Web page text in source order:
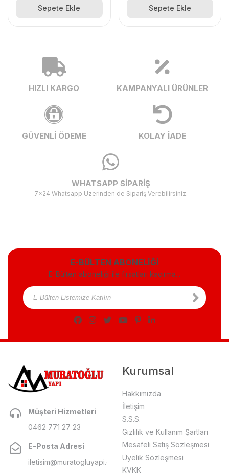
Sepete Ekle Sepete Ekle
HIZLI KARGO KAMPANYALI ÜRÜNLER
GÜVENLİ ÖDEME KOLAY İADE
WHATSAPP SİPARİŞ
7x24 Whatsapp Üzerinden de Sipariş Verebilirsiniz.
E-BÜLTEN ABONELİĞİ
E-Bülten aboneliği ile fırsatları kaçırma...
Müşteri Hizmetleri
0462 771 27 23
E-Posta Adresi
iletisim@muratogluyapi.com
Kurumsal
Hakkımızda
İletişim
S.S.S.
Gizlilik ve Kullanım Şartları
Mesafeli Satış Sözleşmesi
Üyelik Sözleşmesi
KVKK